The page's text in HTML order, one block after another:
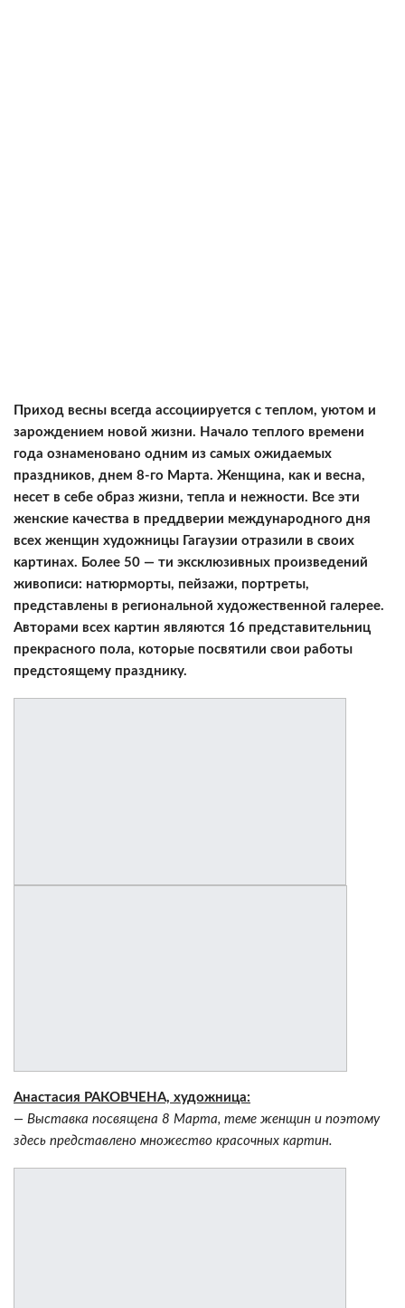
Приход весны всегда ассоциируется с теплом, уютом и
зарождением новой жизни. Начало теплого времени
года ознаменовано одним из самых ожидаемых
праздников, днем 8-го Марта. Женщина, как и весна,
несет в себе образ жизни, тепла и нежности. Все эти
женские качества в преддверии международного дня
всех женщин художницы Гагаузии отразили в своих
картинах. Более 50 — ти эксклюзивных произведений
живописи: натюрморты, пейзажи, портреты,
представлены в региональной художественной галерее.
Авторами всех картин являются 16 представительниц
прекрасного пола, которые посвятили свои работы
предстоящему празднику.
Анастасия РАКОВЧЕНА, художница:
— Выставка посвящена 8 Марта, теме женщин и поэтому
здесь представлено множество красочных картин.